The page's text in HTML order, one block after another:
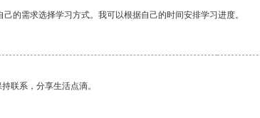
的需求选择学习方式。我可以根据自己的时间安排学习进度。
联系，分享生活点滴。